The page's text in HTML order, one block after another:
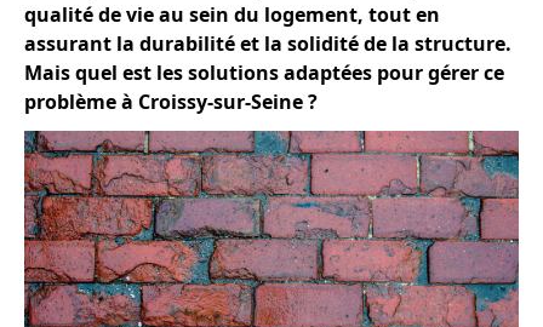
qualité de vie au sein du logement, tout en
assurant la durabilité et la solidité de la structure.
Mais quel est les solutions adaptées pour gérer ce
problème à Croissy-sur-Seine ?